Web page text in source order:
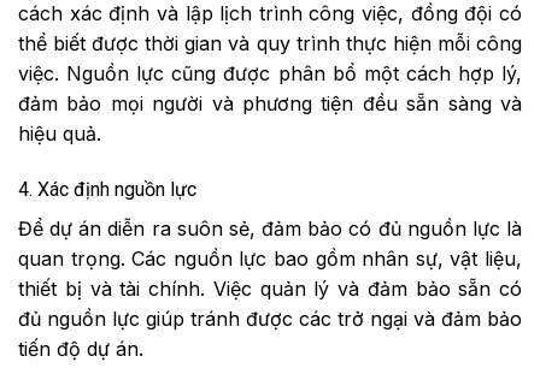
cách xác định và lập lịch trình công việc, đồng đội có
thể biết được thời gian và quy trình thực hiện mỗi công
việc. Nguồn lực cũng được phân bổ một cách hợp lý,
đảm bảo mọi người và phương tiện đều sẵn sàng và
hiệu quả.
4. Xác định nguồn lực
Để dự án diễn ra suôn sẻ, đảm bảo có đủ nguồn lực là
quan trọng. Các nguồn lực bao gồm nhân sự, vật liệu,
thiết bị và tài chính. Việc quản lý và đảm bảo sẵn có
đủ nguồn lực giúp tránh được các trở ngại và đảm bảo
tiến độ dự án.